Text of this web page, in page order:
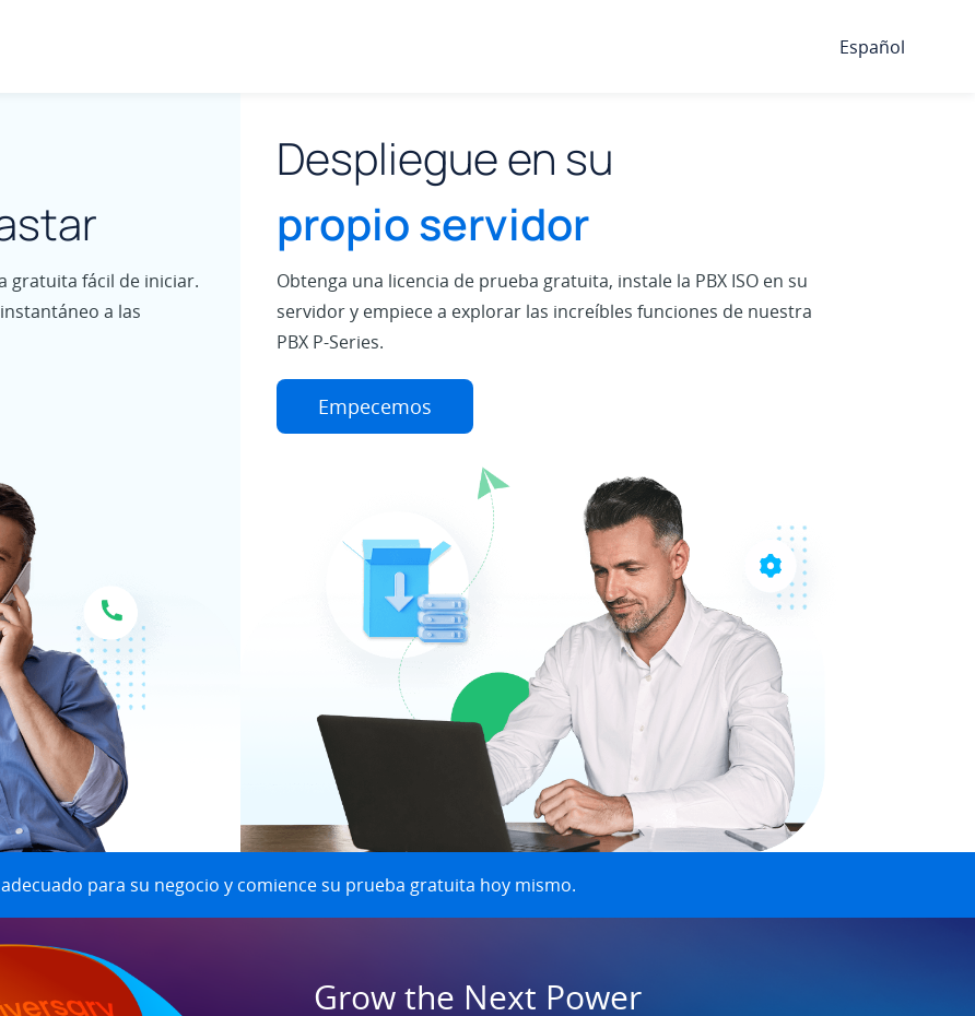
Español
gratuita fácil de iniciar.
a las
Despliegue en su
propio servidor
Obtenga una licencia de prueba gratuita, instale la PBX ISO en su
servidor y empiece a explorar las increíbles funciones de nuestra
PBX P-Series.
Empecemos
adecuado para su negocio y comience su prueba gratuita hoy mismo.
Grow the Next Power